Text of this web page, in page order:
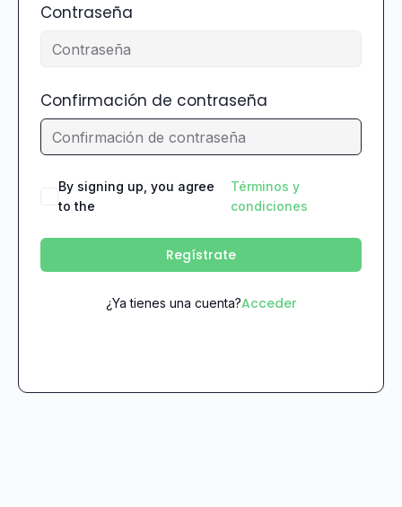
Contraseña
Confirmación de contraseña
By signing up, you agree
to the
Términos y
condiciones
Regístrate
¿Ya tienes una cuenta?Acceder